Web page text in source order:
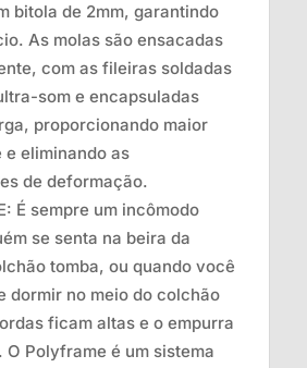
bitola de 2mm, garantindo
As molas são ensacadas
com as fileiras soldadas
som e encapsuladas
proporcionando maior
eliminando as
de deformação.
É sempre um incômodo
se senta na beira da
tomba, ou quando você
dormir no meio do colchão
ficam altas e o empurra
O Polyframe é um sistema